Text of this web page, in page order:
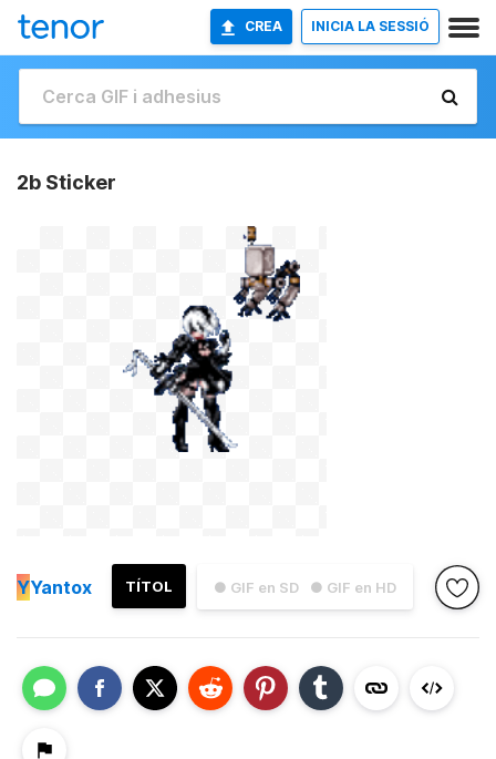
CREA INICIA LA SESSIÓ
2b Sticker
● GIF en SD ● GIF en HD
TÍTOL
YYantox